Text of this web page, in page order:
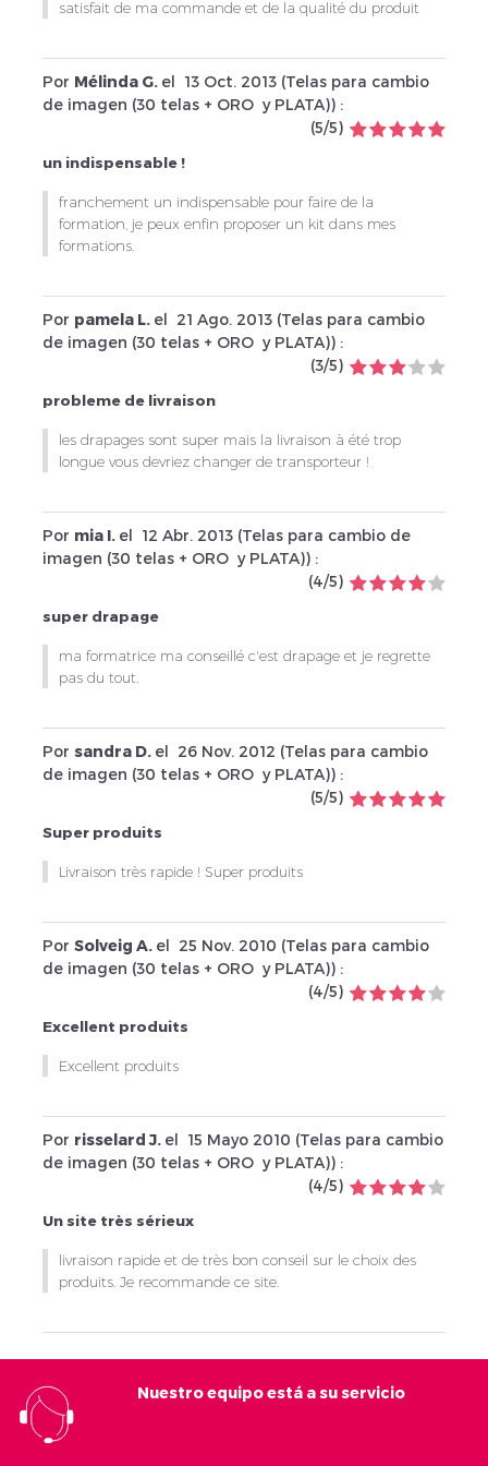
satisfait de ma commande et de la qualité du produit
Por Mélinda G. el 13 Oct. 2013 (Telas para cambio
de imagen (30 telas + ORO y PLATA)) :
(5/5)
un indispensable !
franchement un indispensable pour faire de la
formation, je peux enfin proposer un kit dans mes
formations.
Por pamela L. el 21 Ago. 2013 (Telas para cambio
de imagen (30 telas + ORO y PLATA)) :
(3/5)
probleme de livraison
les drapages sont super mais la livraison à été trop
longue vous devriez changer de transporteur !
Por mia I. el 12 Abr. 2013 (Telas para cambio de
imagen (30 telas + ORO y PLATA)) :
(4/5)
super drapage
ma formatrice ma conseillé c'est drapage et je regrette
pas du tout.
Por sandra D. el 26 Nov. 2012 (Telas para cambio
de imagen (30 telas + ORO y PLATA)) :
(5/5)
Super produits
Livraison très rapide ! Super produits
Por Solveig A. el 25 Nov. 2010 (Telas para cambio
de imagen (30 telas + ORO y PLATA)) :
(4/5)
Excellent produits
Excellent produits
Por risselard J. el 15 Mayo 2010 (Telas para cambio
de imagen (30 telas + ORO y PLATA)) :
(4/5)
Un site très sérieux
livraison rapide et de très bon conseil sur le choix des
produits. Je recommande ce site.
Nuestro equipo está a su servicio